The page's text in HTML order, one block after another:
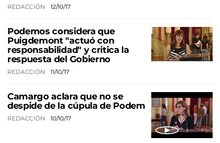
REDACCIÓN 12/10/17
Podemos considera que
Puigdemont "actuó con
responsabilidad" y critica la
respuesta del Gobierno
REDACCIÓN 11/10/17
Camargo aclara que no se
despide de la cúpula de Podem
REDACCIÓN 10/10/17